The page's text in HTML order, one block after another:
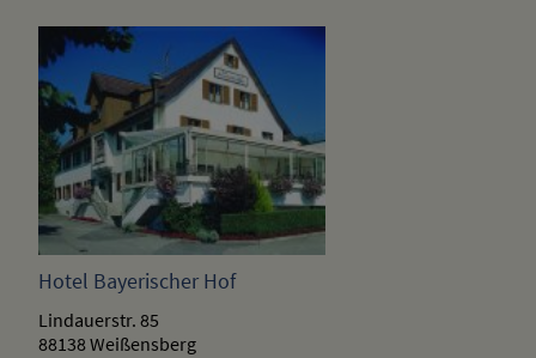
Hotel Bayerischer Hof
Lindauerstr. 85
88138 Weißensberg